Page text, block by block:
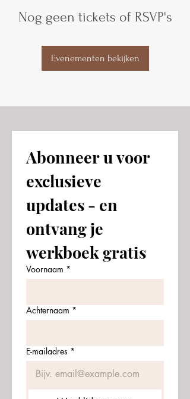
Nog geen tickets of RSVP's
Evenementen bekijken
Abonneer u voor
exclusieve
updates - en
ontvang je
werkboek gratis
Voornaam *
Achternaam *
E-mailadres *